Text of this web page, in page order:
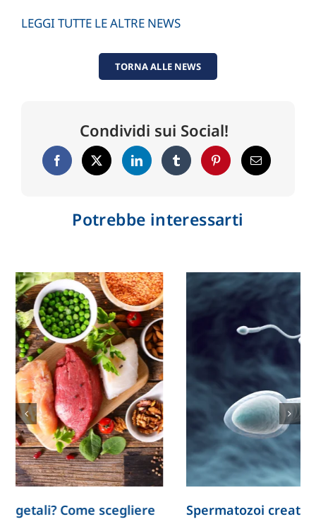
LEGGI TUTTE LE ALTRE NEWS
TORNA ALLE NEWS
Condividi sui Social!
Potrebbe interessarti
Spermatozoi creati in laboratorio: la ricerca